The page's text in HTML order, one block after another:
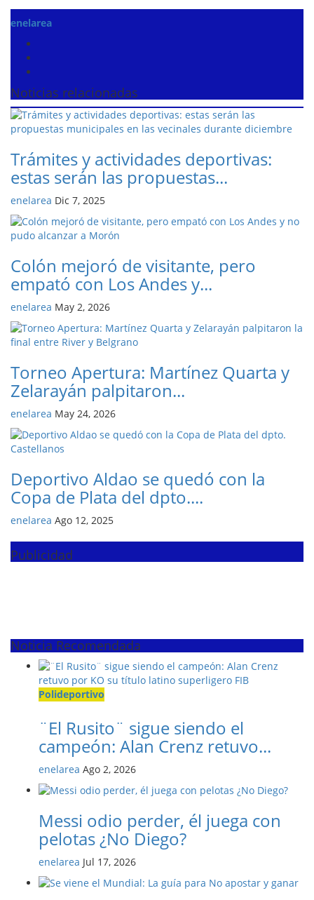
enelarea
Noticias relacionadas
Trámites y actividades deportivas:
estas serán las propuestas...
enelarea Dic 7, 2025
Colón mejoró de visitante, pero
empató con Los Andes y...
enelarea May 2, 2026
Torneo Apertura: Martínez Quarta y
Zelarayán palpitaron...
enelarea May 24, 2026
Deportivo Aldao se quedó con la
Copa de Plata del dpto....
enelarea Ago 12, 2025
Publicidad
Noticia Recomendada
Polideportivo
¨El Rusito¨ sigue siendo el
campeón: Alan Crenz retuvo...
enelarea Ago 2, 2026
Messi odio perder, él juega con
pelotas ¿No Diego?
enelarea Jul 17, 2026